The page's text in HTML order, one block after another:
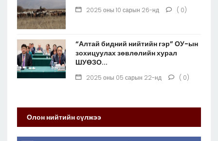
2025 оны 10 сарын 26-нд ( 0)
“Алтай бидний нийтийн гэр” ОУ-ын
зохицуулах зөвлөлийн хурал
ШУӨЗО...
2025 оны 05 сарын 22-нд ( 0)
Олон нийтийн сүлжээ